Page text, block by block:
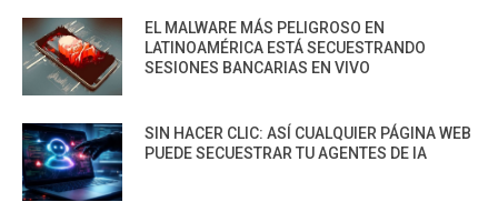
EL MALWARE MÁS PELIGROSO EN
LATINOAMÉRICA ESTÁ SECUESTRANDO
SESIONES BANCARIAS EN VIVO
SIN HACER CLIC: ASÍ CUALQUIER PÁGINA WEB
PUEDE SECUESTRAR TU AGENTES DE IA